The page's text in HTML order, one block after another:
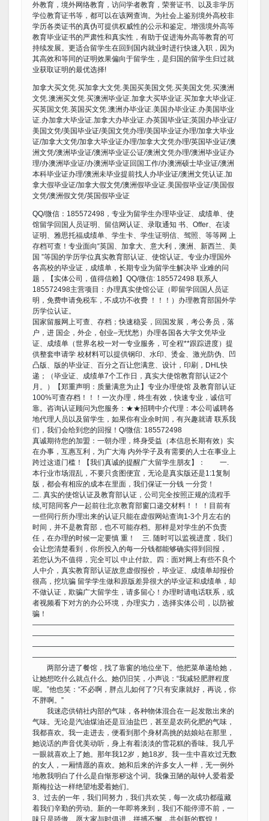
外教育，境外网络教育，访问学者教育，荣誉证书、以及非学历
学位教育证书等，都可以在该网查询。为社会上鉴别境外高校非
学历各类证书的真伪可提供权威性的公示和鉴定。增强境外高等
教育毕业证书的严肃性和真实性，有助于促进海外高等教育的可
持续发展。更适合留学生在回到国内就业时进行快速入职，因为
其高效和等同的证明效果偏向于留学生，是归国的留学生归过就
业获取证明的最优选择!
加拿大买文凭.买加拿大文凭.美国买美国文凭.买美国文凭.买澳洲
文凭.澳洲买文凭.买澳洲毕业证.加拿大买毕业证.买加拿大毕业证.
买英国文凭.英国买文凭.澳洲办毕业证.美国办毕业证.办美国毕业
证.办加拿大毕业证.加拿大办毕业证.办英国毕业证;英国办毕业证/
美国文凭/美国毕业证/美国文凭办理/美国毕业证办理/加拿大毕业
证/加拿大文凭/加拿大毕业证办理/加拿大文凭办理/英国毕业证/澳
洲文凭/澳洲毕业证/澳洲毕业证公证/澳洲文凭办理/澳洲毕业证办
理/办澳洲毕业证/办澳洲毕业证回国工作/办澳洲硕士毕业证/澳洲
本科毕业证办理/澳洲未毕业提前找人办毕业证/澳洲文凭认证.加
拿大假毕业证/加拿大假文凭/澳洲假毕业证.美国假毕业证/美国假
文凭/澳洲假文凭/英国假毕业证
QQ/微信：185572498，专业为留学生办理毕业证、成绩单、使
馆留学回国人员证明、留信网认证、录取通知 书、Offer、在读
证明、雅思托福成绩单、学生卡、学生证明信、驾照、等等网 上
存档可查！专业面向“英国、加拿大、意大利，澳洲、新西兰、美
国 ”等国的学历学位真实教育部认证、使馆认证。专业办理国外
各高校的毕业证，成绩单，长期专业为留学生解决毕 业难的问
题，【实体公司，值得信赖】QQ/微信: 185572498 联系人
185572498主营项目：办理真实使馆公证（即留学回国人员证
明，免费申请免税车，不成功不收费 ！！！）办理教育部国外学
历学位认证。
国家留服网上可查、存档；快速稳妥，回国发展，考公务员，落
户，进 国企，外企，创业–无忧愁）办理各国各大学文凭毕业
证、成绩单（世界名校一对一专业服务，可全程**跟踪进度）提
供整套申请学 校材料可以提供钢印、水印、烫金、激光防伪、凹
凸版、版的毕业证、百分之百让您满意、设计，印刷，DHL快
递；（毕业证、成绩单7个工作日，真实大使馆教育部认证2个
月。）【郑重声明：质量满意为止】专业办理使馆 及教育部认证
100%可查存档！！！一次办理，终生有效，快速专业，诚信可
靠。咨询认证顾问为您服务：★★招聘中介代理：本公司诚聘各
地代理人员以及留学生，如果你有业余时间，有兴趣就请 联系我
们，我们会给到您的回报！Q/微信: 185572498
真诚期待您的加盟：一朝办理，终身受益（本信息长期有效）实
在办事，互惠互利，为广大海 内外学子及有需要的人士在事业上
跨过这道门槛！【我们真诚的提醒广大留学生朋友】： 一.
本行业市场混乱，不要只贪图便宜，无论是真实版还是1:1复制
版，都会有相应的成本在里面，我们保证一分钱 一分货！
二. 真实的使馆认证及教育部认证，公司完全按照正规的流程手
续,可陪同客户一起前往北京教育部窗口递交材料！！ ！目前有
一些同行所办理出来的认证只能在虚假网站查询1-3个月左右的
时间，并不是教育部，也不可能存档。那样是对学生的不负责
任，在办理的时候一定要慎 重！ 三. 随时可以监视进度，我们
会让您清楚看到，你所投入的每一分钱都能够确实得到回报，
若您认为不值得，完全可以 中止付款。四：面对网上有些不良个
人中介，真实教育部认证故意虚假报价，毕业证、成绩单却报价
很高，挖坑骗 留学学生做和原版差异很大的毕业证和成绩单，却
不做认证，欺骗广大留学生，请多留心！办理时请电话联系，或
者视频看下对方的办公环境，办理实力，选择实体公司，以防被
骗！
————————————————————————————
————————————————————————————
————————————————————————————
————————————————————————————-
两部分进了餐馆，找了靠窗的地位坐下。他把菜单递给她，
让她想吃什么就点什么。她仍旧笑，小声说：“我减轻肥胖程度
呢。”他也笑：“不必啊，胖点儿如何了?只有安康就好，再说，你
不胖啊。”
我迷恋供销社内部的气味，各种物体混合在一起发散出来的
气味。无论是汽油煤油还是豆油盐巴，甚至是农药化肥的气味，
我都喜欢。我一走进去，便看到那个身材高挑的姑娘站在那里，
她说话的声音优美动听，身上有着淡淡的雪花糕的香味。我几乎
一眼就喜欢上了她。那年我12岁，她18岁。我一生中喜欢过无数
的女人，一厢情愿的喜欢。她和后来的许多女人一样，无一例外
地教我明白了什么是自惭形秽这个词。我像丑陋的敲钟人爱着爱
斯梅拉达一样绝望地爱着她们。
3、过去的一年，我们同努力，我们共欢笑，每一次成功都蕴藏
着我们辛勤的劳动。新的一年即将来到，我们不能停滞不前，一
味只是骄傲。愿大家与时俱进，拼搏不懈，共创新的辉煌！